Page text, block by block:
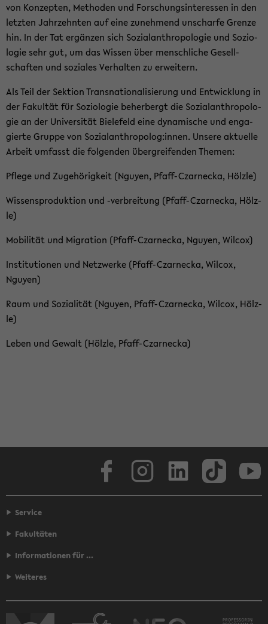
von Kon­zep­ten, Me­tho­den und For­schungs­in­ter­es­sen in den
letz­ten Jahr­zehn­ten auf eine zu­neh­mend un­schar­fe Gren­ze
hin. In der Tat er­gän­zen sich So­zi­al­an­thro­po­lo­gie und So­zio­
lo­gie sehr gut, um das Wis­sen über mensch­li­che Ge­sell­
schaf­ten und so­zia­les Ver­hal­ten zu er­wei­tern.
Als Teil der Sek­ti­on Trans­na­tio­na­li­sie­rung und Ent­wick­lung in
der Fa­kul­tät für So­zio­lo­gie be­her­bergt die So­zi­al­an­thro­po­lo­
gie an der Uni­ver­si­tät Bie­le­feld eine dy­na­mi­sche und en­ga­
gier­te Grup­pe von So­zi­al­an­thro­po­log:innen. Un­se­re ak­tu­el­le
Ar­beit um­fasst die fol­gen­den über­grei­fen­den The­men:
Pfle­ge und Zu­ge­hö­rig­keit (Nguy­en, Pfaff-​Czarnecka, Hölz­le)
Wis­sens­pro­duk­ti­on und -​verbreitung (Pfaff-​Czarnecka, Hölz­
le)
Mo­bi­li­tät und Mi­gra­ti­on (Pfaff-​Czarnecka, Nguy­en, Wil­cox)
In­sti­tu­tio­nen und Netz­wer­ke (Pfaff-​Czarnecka, Wil­cox,
Nguy­en)
Raum und So­zia­li­tät (Nguy­en, Pfaff-​Czarnecka, Wil­cox, Hölz­
le)
Leben und Ge­walt (Hölz­le, Pfaff-​Czarnecka)
Face­book
Service
Fakultäten
Informationen für ...
Weiteres